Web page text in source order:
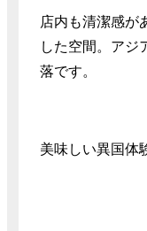
店内も清潔感が
した空間。アジ
落です。
美味しい異国体